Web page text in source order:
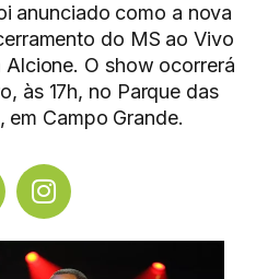
anunciado como a nova
do MS ao Vivo
O show ocorrerá
às 17h, no Parque das
em Campo Grande.